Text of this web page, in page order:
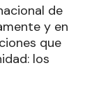
de
y en
que
los